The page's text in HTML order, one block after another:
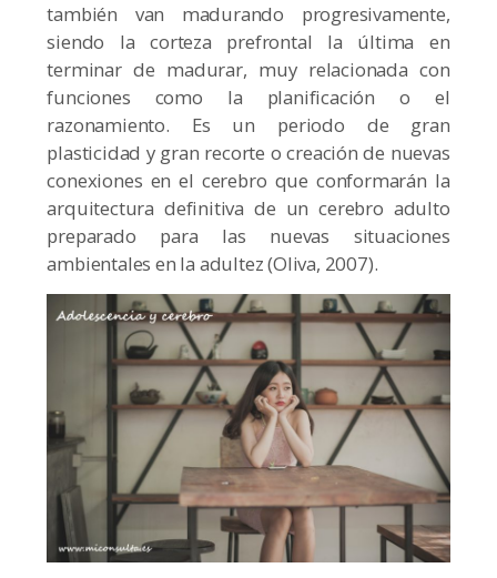
también van madurando progresivamente,
siendo la corteza prefrontal la última en
terminar de madurar, muy relacionada con
funciones como la planificación o el
razonamiento. Es un periodo de gran
plasticidad y gran recorte o creación de nuevas
conexiones en el cerebro que conformarán la
arquitectura definitiva de un cerebro adulto
preparado para las nuevas situaciones
ambientales en la adultez (Oliva, 2007).